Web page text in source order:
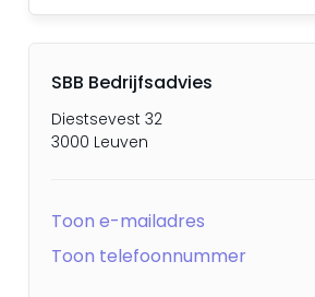
SBB Bedrijfsadvies
Diestsevest 32
3000 Leuven
Toon e-mailadres
Toon telefoonnummer